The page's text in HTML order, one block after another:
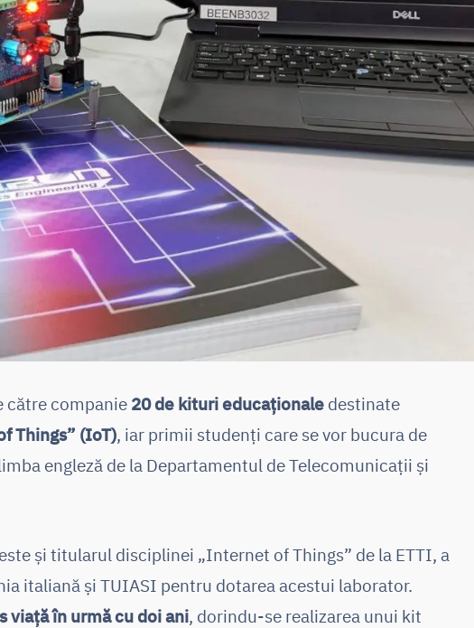
către companie 20 de kituri educaționale destinate
Things” (IoT), iar primii studenți care se vor bucura de
engleză de la Departamentul de Telecomunicații și
și titularul disciplinei „Internet of Things” de la ETTI, a
italiană și TUIASI pentru dotarea acestui laborator.
viață în urmă cu doi ani, dorindu-se realizarea unui kit